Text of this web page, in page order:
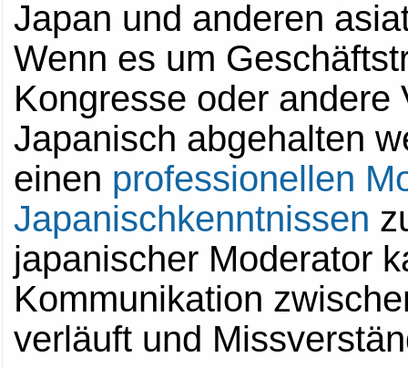
Weitere Informationen...
Wirtschaftskongresse,...
Weitere Informationen...
Japan und anderen
Wenn es um
Kongresse oder
Japanisch abgehalten
einen professionellen
Japanischkenntnissen
japanischer Moderator
Kommunikation
verläuft und